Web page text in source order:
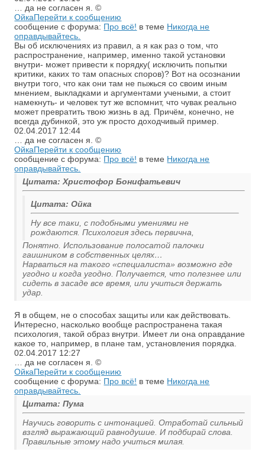
… да не согласен я. ©
ОйкаПерейти к сообщению
сообщение с форума: Про всё! в теме Никогда не
оправдывайтесь.
Вы об исключениях из правил, а я как раз о том, что
распространение, например, именно такой установки
внутри- может привести к порядку( исключить попытки
критики, каких то там опасных споров)? Вот на осознании
внутри того, что как они там не пыжься со своим иным
мнением, выкладками и аргументами учеными, а стоит
намекнуть- и человек тут же вспомнит, что чувак реально
может превратить твою жизнь в ад. Причём, конечно, не
всегда дубинкой, это уж просто доходчивый пример.
02.04.2017 12:44
… да не согласен я. ©
ОйкаПерейти к сообщению
сообщение с форума: Про всё! в теме Никогда не
оправдывайтесь.
Цитата: Христофор Бонифатьевич
Цитата: Ойка
Ну все таки, с подобными умениями не
рождаются. Психология здесь первична,
Понятно. Использование полосатой палочки
гаишником в собственных целях…
Нарваться на такого «специалиста» возможно где
угодно и когда угодно. Получается, что полезнее или
сидеть в засаде все время, или учиться держать
удар.
Я в общем, не о способах защиты или как действовать.
Интересно, насколько вообще распространена такая
психология, такой образ внутри. Имеет ли она оправдание
какое то, например, в плане там, установления порядка.
02.04.2017 12:27
… да не согласен я. ©
ОйкаПерейти к сообщению
сообщение с форума: Про всё! в теме Никогда не
оправдывайтесь.
Цитата: Пума
Научись говорить с интонацией. Отработай сильный
взгляд выражающий равнодушие. И подбирай слова.
Правильные этому надо учиться милая.